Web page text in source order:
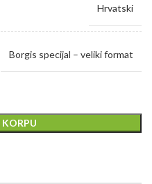
Hrvatski
Borgis specijal – veliki format